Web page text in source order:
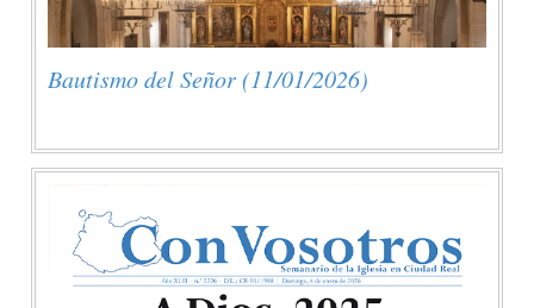
Bautismo del Señor (11/01/2026)